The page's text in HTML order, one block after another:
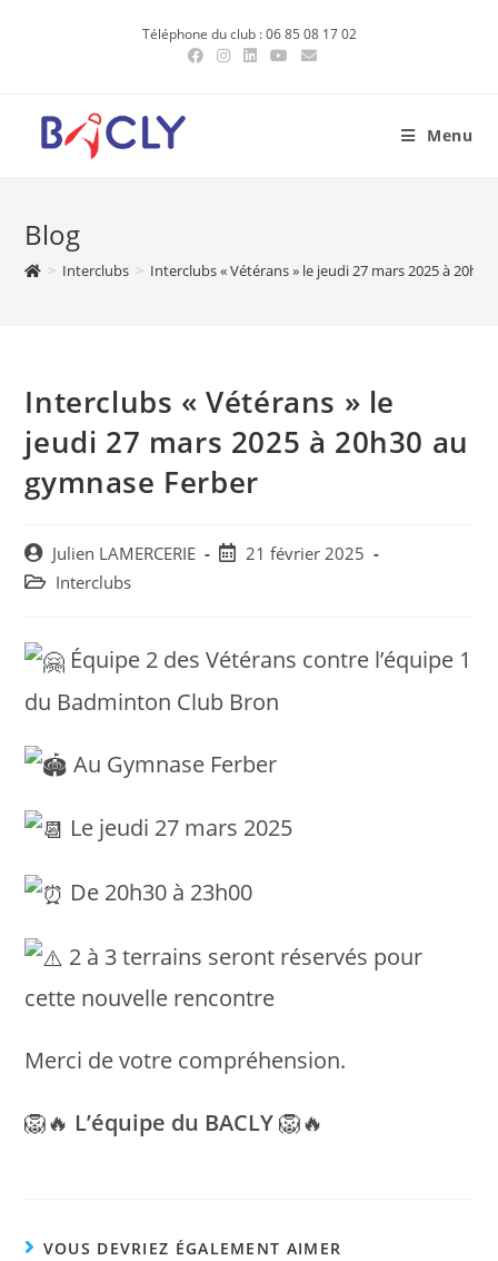
Téléphone du club : 06 85 08 17 02
Menu
Blog
> Interclubs > Interclubs « Vétérans » le jeudi 27 mars 2025 à
Interclubs « Vétérans » le
jeudi 27 mars 2025 à 20h30 au
gymnase Ferber
Post
author:
Julien LAMERCERIE
Post21 février 2025
Post Interclubs
Équipe 2 des Vétérans contre l’équipe 1
du Badminton Club Bron
Au Gymnase Ferber
Le jeudi 27 mars 2025
De 20h30 à 23h00
2 à 3 terrains seront réservés pour
cette nouvelle rencontre
Merci de votre compréhension.
🦁🔥 L’équipe du BACLY🦁🔥
VOUS DEVRIEZ ÉGALEMENT AIMER